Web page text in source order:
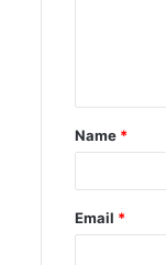
Name *
Email *